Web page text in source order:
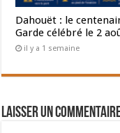
Dahouët : le
Garde célébré le 2
il y a 1 semaine
Laisser un